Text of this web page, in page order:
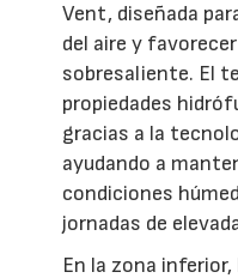
Vent, diseñada
del aire y
sobresaliente. El
propiedades
gracias a la
ayudando a
condiciones
jornadas de
En la zona